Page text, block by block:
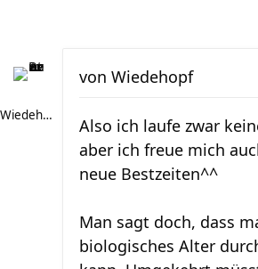
Wiedehopf
von Wiedehopf
Also ich laufe zwar
aber ich freue mich
neue Bestzeiten^^
Man sagt doch, dass
biologisches Alter